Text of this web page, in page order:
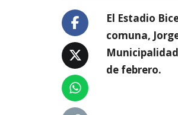
El Estadio
comuna,
de febrero.